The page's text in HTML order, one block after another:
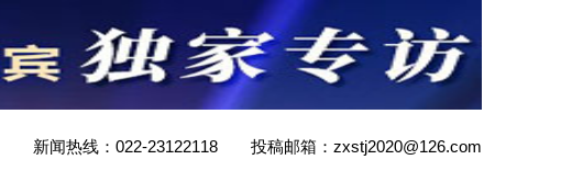
新闻热线：022-23122118 投稿邮箱：zxstj2020@126.com